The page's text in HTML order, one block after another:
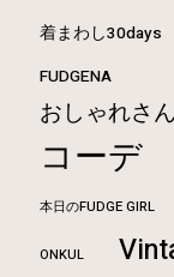
着まわし30days
FUDGENA
おしゃれさ
コーデ
本日のFUDGE GIRL
ONKUL